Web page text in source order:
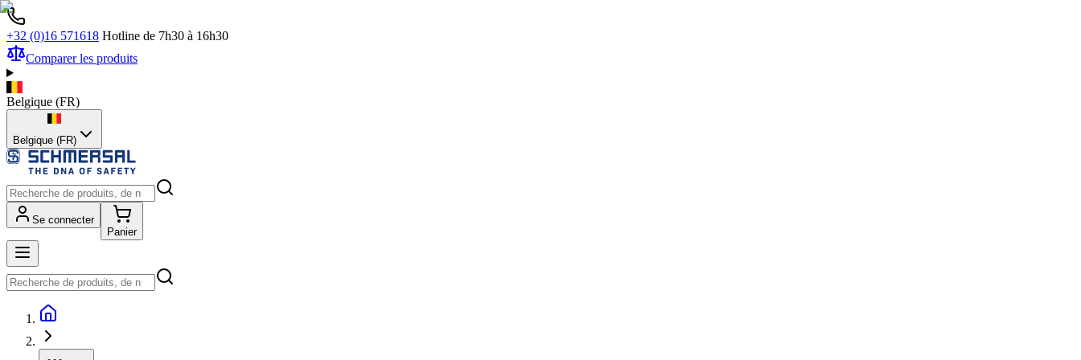
+32 (0)16 571618 Hotline de 7h30 à 16h30
Comparer les produits
Belgique (FR)
Belgique (FR)
Se connecter
Panier